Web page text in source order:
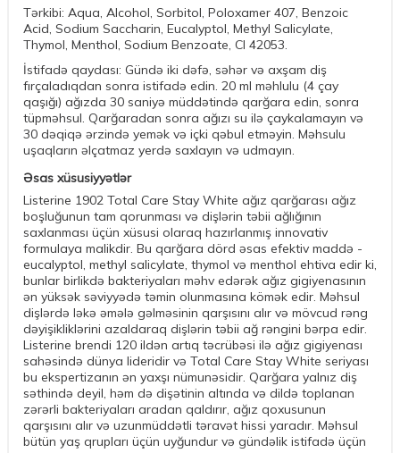
Tərkibi: Aqua, Alcohol, Sorbitol, Poloxamer 407, Benzoic
Acid, Sodium Saccharin, Eucalyptol, Methyl Salicylate,
Thymol, Menthol, Sodium Benzoate, CI 42053.
İstifadə qaydası: Gündə iki dəfə, səhər və axşam diş
fırçaladıqdan sonra istifadə edin. 20 ml məhlulu (4 çay
qaşığı) ağızda 30 saniyə müddətində qarğara edin, sonra
tüpməhsul. Qarğaradan sonra ağızı su ilə çaykalamayın və
30 dəqiqə ərzində yemək və içki qəbul etməyin. Məhsulu
uşaqların əlçatmaz yerdə saxlayın və udmayın.
Əsas xüsusiyyətlər
Listerine 1902 Total Care Stay White ağız qarğarası ağız
boşluğunun tam qorunması və dişlərin təbii ağlığının
saxlanması üçün xüsusi olaraq hazırlanmış innovativ
formulaya malikdir. Bu qarğara dörd əsas efektiv maddə -
eucalyptol, methyl salicylate, thymol və menthol ehtiva edir ki,
bunlar birlikdə bakteriyaları məhv edərək ağız gigiyenasının
ən yüksək səviyyədə təmin olunmasına kömək edir. Məhsul
dişlərdə ləkə əmələ gəlməsinin qarşısını alır və mövcud rəng
dəyişikliklərini azaldaraq dişlərin təbii ağ rəngini bərpa edir.
Listerine brendi 120 ildən artıq təcrübəsi ilə ağız gigiyenası
sahəsində dünya lideridir və Total Care Stay White seriyası
bu ekspertizanın ən yaxşı nümunəsidir. Qarğara yalnız diş
səthində deyil, həm də dişətinin altında və dildə toplanan
zərərli bakteriyaları aradan qaldırır, ağız qoxusunun
qarşısını alır və uzunmüddətli təravət hissi yaradır. Məhsul
bütün yaş qrupları üçün uyğundur və gündəlik istifadə üçün